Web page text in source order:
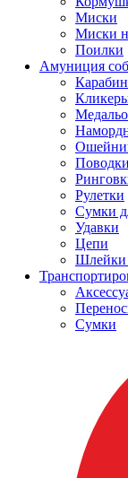
Миски
Миски
Поилки
Амуниция
Рулетки
Сумки
Удавки
Цепи
Шлейки
Сумки